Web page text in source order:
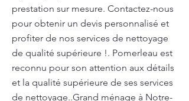
prestation sur mesure. Contactez-nous
pour obtenir un devis personnalisé et
profiter de nos services de nettoyage
de qualité supérieure !. Pomerleau est
reconnu pour son attention aux détails
et la qualité supérieure de ses services
de nettoyage..Grand ménage à Notre-